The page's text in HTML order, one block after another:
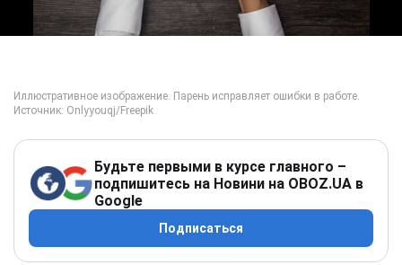
Будьте первыми в курсе главного –
подпишитесь на Новини на OBOZ.UA в
Google
Подписаться